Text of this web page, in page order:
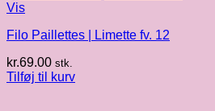
Vis
Filo Paillettes | Limette fv. 12
kr.69.00 stk.
Tilføj til kurv